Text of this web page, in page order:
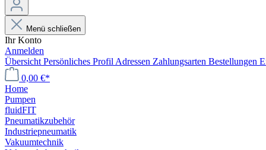
Menü schließen
Ihr Konto
Anmelden
Übersicht Persönliches Profil Adressen Zahlungsarten Bestellungen
0,00 €*
Home
Pumpen
fluidFIT
Pneumatikzubehör
Industriepneumatik
Vakuumtechnik